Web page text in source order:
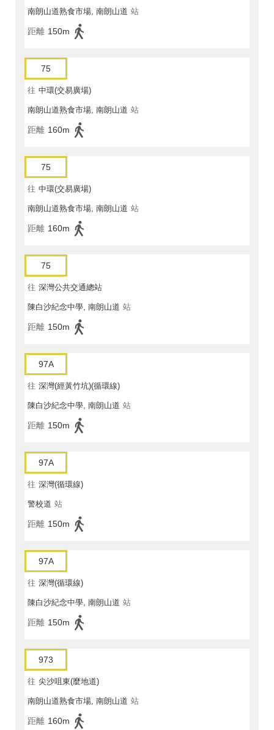
南朗山道熟食市場, 南朗山道 站
距離 150m
75
往 中環(交易廣場)
南朗山道熟食市場, 南朗山道 站
距離 160m
75
往 中環(交易廣場)
南朗山道熟食市場, 南朗山道 站
距離 160m
75
往 深灣公共交通總站
陳白沙紀念中學, 南朗山道 站
距離 150m
97A
往 深灣(經黃竹坑)(循環線)
陳白沙紀念中學, 南朗山道 站
距離 150m
97A
往 深灣(循環線)
警校道 站
距離 150m
97A
往 深灣(循環線)
陳白沙紀念中學, 南朗山道 站
距離 150m
973
往 尖沙咀東(麼地道)
南朗山道熟食市場, 南朗山道 站
距離 160m